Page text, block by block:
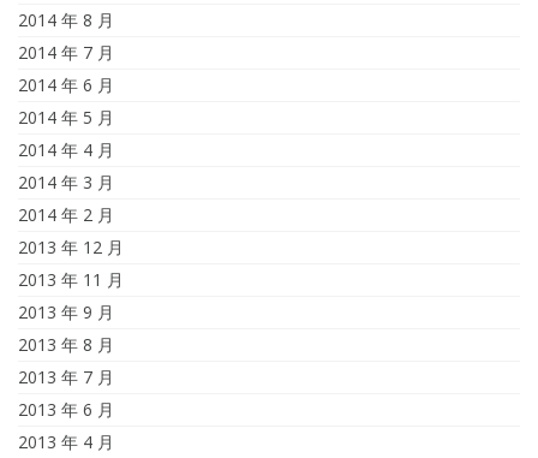
2014 年 8 月
2014 年 7 月
2014 年 6 月
2014 年 5 月
2014 年 4 月
2014 年 3 月
2014 年 2 月
2013 年 12 月
2013 年 11 月
2013 年 9 月
2013 年 8 月
2013 年 7 月
2013 年 6 月
2013 年 4 月